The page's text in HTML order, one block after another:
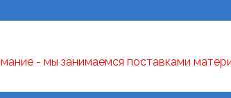
- мы занимаемся поставками